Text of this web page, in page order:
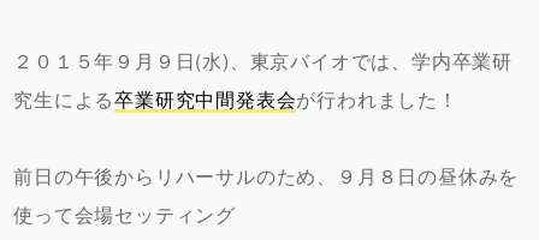
２０１５年９月９日(水)、東京バイオでは、学内卒業研
究生による卒業研究中間発表会が行われました！
前日の午後からリハーサルのため、９月８日の昼休みを
使って会場セッティング